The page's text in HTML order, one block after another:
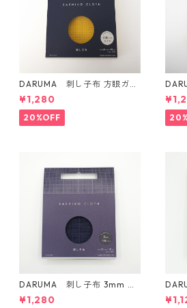
DARUMA 刺し子布 方眼ガイ
ドタイプ Col.4 カラシ
¥1,280
20%OFF
ドタ
DARUMA 刺し子布 3mm 方
眼ガイドタイプ Col.3 紺
¥1,280
眼ガ